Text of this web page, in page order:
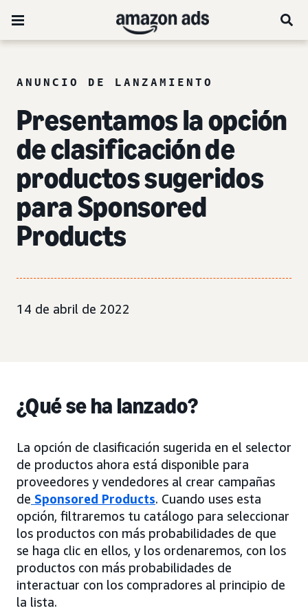
ANUNCIO DE LANZAMIENTO
Presentamos la opción
de clasificación de
productos sugeridos
para Sponsored
Products
14 de abril de 2022
¿Qué se ha lanzado?
La opción de clasificación sugerida en el selector
de productos ahora está disponible para
proveedores y vendedores al crear campañas
de Sponsored Products. Cuando uses esta
opción, filtraremos tu catálogo para seleccionar
los productos con más probabilidades de que
se haga clic en ellos, y los ordenaremos, con los
productos con más probabilidades de
interactuar con los compradores al principio de
la lista.